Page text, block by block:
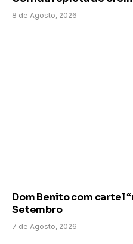
8 de Agosto, 2026
Dom Benito com cartel
Setembro
7 de Agosto, 2026